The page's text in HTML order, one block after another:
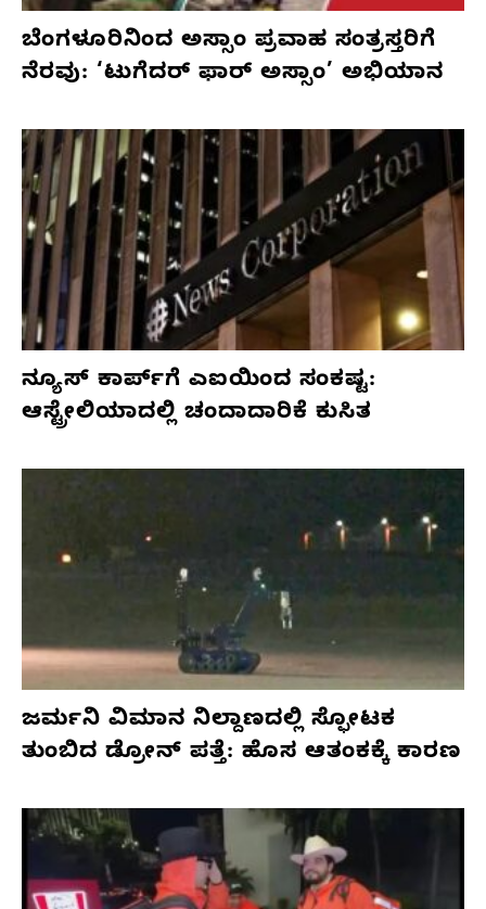
ಬೆಂಗಳೂರಿನಿಂದ ಅಸ್ಸಾಂ ಪ್ರವಾಹ ಸಂತ್ರಸ್ತರಿಗೆ
ನೆರವು: ‘ಟುಗೆದರ್ ಫಾರ್ ಅಸ್ಸಾಂ’ ಅಭಿಯಾನ
ನ್ಯೂಸ್ ಕಾರ್ಪ್‌ಗೆ ಎಐಯಿಂದ ಸಂಕಷ್ಟ:
ಆಸ್ಟ್ರೇಲಿಯಾದಲ್ಲಿ ಚಂದಾದಾರಿಕೆ ಕುಸಿತ
ಜರ್ಮನಿ ವಿಮಾನ ನಿಲ್ದಾಣದಲ್ಲಿ ಸ್ಫೋಟಕ
ತುಂಬಿದ ಡ್ರೋನ್ ಪತ್ತೆ: ಹೊಸ ಆತಂಕಕ್ಕೆ ಕಾರಣ